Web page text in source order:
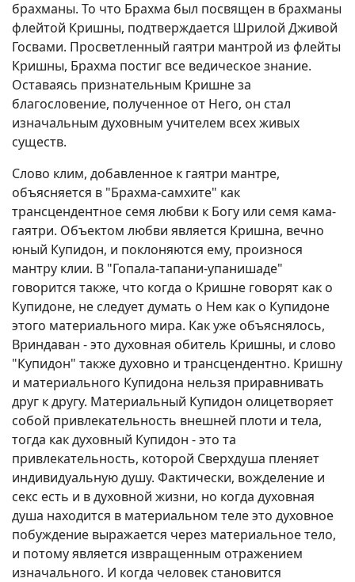
брахманы. То что Брахма был посвящен в брахманы
флейтой Кришны, подтверждается Шрилой Дживой
Госвами. Просветленный гаятри мантрой из флейты
Кришны, Брахма постиг все ведическое знание.
Оставаясь признательным Кришне за
благословение, полученное от Него, он стал
изначальным духовным учителем всех живых
существ.
Слово клим, добавленное к гаятри мантре,
объясняется в "Брахма-самхите" как
трансцендентное семя любви к Богу или семя кама-
гаятри. Объектом любви является Кришна, вечно
юный Купидон, и поклоняются ему, произнося
мантру клии. В "Гопала-тапани-упанишаде"
говорится также, что когда о Кришне говорят как о
Купидоне, не следует думать о Нем как о Купидоне
этого материального мира. Как уже объяснялось,
Вриндаван - это духовная обитель Кришны, и слово
"Купидон" также духовно и трансцендентно. Кришну
и материального Купидона нельзя приравнивать
друг к другу. Материальный Купидон олицетворяет
собой привлекательность внешней плоти и тела,
тогда как духовный Купидон - это та
привлекательность, которой Сверхдуша пленяет
индивидуальную душу. Фактически, вожделение и
секс есть и в духовной жизни, но когда духовная
душа находится в материальном теле это духовное
побуждение выражается через материальное тело,
и потому является извращенным отражением
изначального. И когда человек становится